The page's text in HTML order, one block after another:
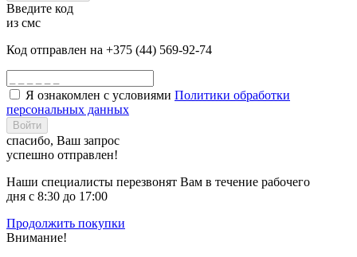
Введите код
из смс
Код отправлен на +375 (44) 569-92-74
Я ознакомлен с условиями Политики обработки
персональных данных
Войти
спасибо, Ваш запрос
успешно отправлен!
Наши специалисты перезвонят Вам в течение рабочего
дня с 8:30 до 17:00
Продолжить покупки
Внимание!